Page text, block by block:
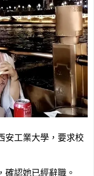
工業大學，要求校
確認她已經辭職。